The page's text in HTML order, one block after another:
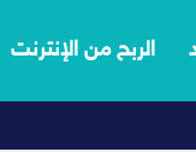
الربح من الإنترنت